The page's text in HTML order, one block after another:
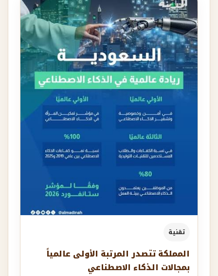
تقنية
المملكة تتصدر المرتبة الأولى عالمياً
بمجالات الذكاء الاصطناعي